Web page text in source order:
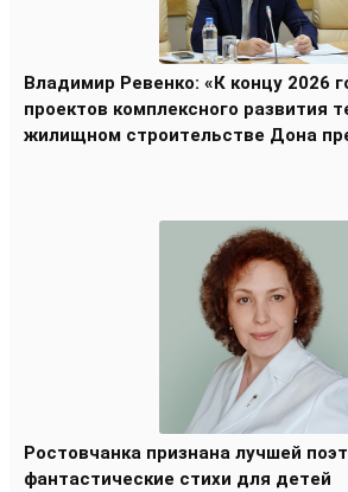
Владимир Ревенко: «К концу 2026
проектов комплексного развития
жилищном строительстве Дона
Ростовчанка признана лучшей
фантастические стихи для детей